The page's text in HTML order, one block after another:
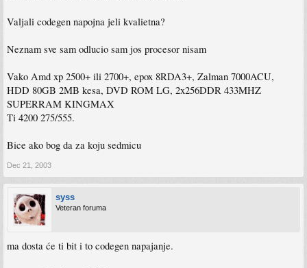
Valjali codegen napojna jeli kvalietna?
Neznam sve sam odlucio sam jos procesor nisam
Vako Amd xp 2500+ ili 2700+, epox 8RDA3+, Zalman 7000ACU,
HDD 80GB 2MB kesa, DVD ROM LG, 2x256DDR 433MHZ
SUPERRAM KINGMAX
Ti 4200 275/555.
Bice ako bog da za koju sedmicu
Dec 21, 2003
syss
Veteran foruma
ma dosta će ti bit i to codegen napajanje.